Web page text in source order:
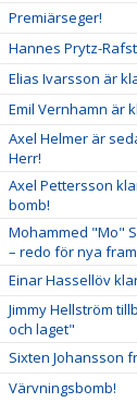
Premiärseger!
Hannes Prytz-
Elias Ivarsson är
Emil Vernhamn är
Axel Helmer är
Herr!
Axel Pettersson
bomb!
Mohammed "Mo"
– redo för nya
Einar Hassellöv
Jimmy Hellström
och laget"
Sixten Johansson
Värvningsbomb!